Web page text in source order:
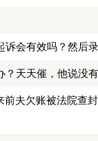
会有效吗？然后
天天催，他说没
夫欠账被法院查